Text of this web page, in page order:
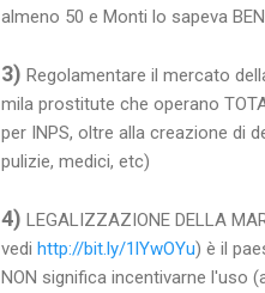
almeno 50 e Monti lo sapeva
3) Regolamentare il mercato
mila prostitute che operano
per INPS, oltre alla creazione di
pulizie, medici, etc)
4) LEGALIZZAZIONE DELLA
vedi http://bit.ly/1lYwOYu) è il
NON significa incentivarne l'uso